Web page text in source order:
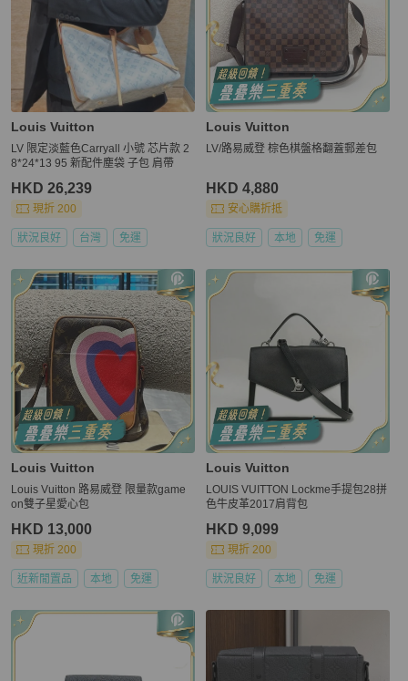
Louis Vuitton
LV 限定淡藍色Carryall 小號 芯片款 2
8*24*13 95 新配件塵袋 子包 肩帶
HKD 26,239
現折 200
狀況良好 台灣 免運
Louis Vuitton
LV/路易威登 棕色棋盤格翻蓋郵差包
HKD 4,880
安心購折抵
狀況良好 本地 免運
Louis Vuitton
Louis Vuitton 路易威登 限量款game
on雙子星愛心包
HKD 13,000
現折 200
近新閒置品 本地 免運
Louis Vuitton
LOUIS VUITTON Lockme手提包28拼
色牛皮革2017肩背包
HKD 9,099
現折 200
狀況良好 本地 免運